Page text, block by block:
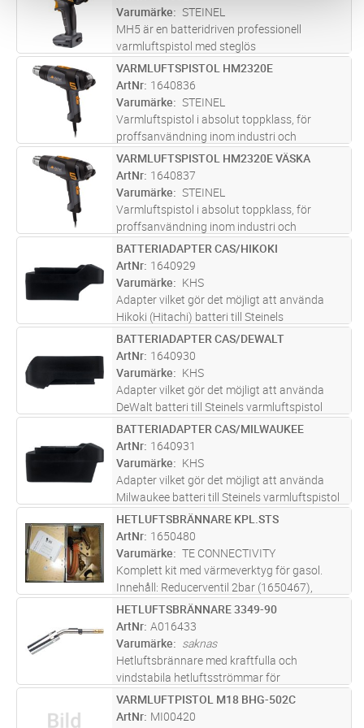
LED lampa belyser arbetsområdet.
Varumärke
STEINEL
MH5 är en batteridriven professionell
varmluftspistol med steglös
temperaturinställning 50-500°C.
Snabbstartande, når 300°C under 4 sek. 6
olika lägen, luftmängd max 300 l/min. 4 olika
program kan la...läs mer
ST Lägg i kundvagn
VARMLUFTSPISTOL HM2320E
ArtNr 1640836
Varumärke
STEINEL
Varmluftspistol i absolut toppklass, för
proffsanvändning inom industri och
hantverk. Digital visning av temperaturen
(steg om 10°C), med en högsta
arbetstemperatur på 650°C. Tre olika program
kan la...läs mer
ST Lägg i kundvagn
VARMLUFTSPISTOL HM2320E VÄSKA
ArtNr 1640837
Varumärke
STEINEL
Varmluftspistol i absolut toppklass, för
proffsanvändning inom industri och
hantverk. Digital visning av temperaturen
(steg om 10°C), med en högsta
arbetstemperatur på 650°C. Tre olika program
kan la...läs mer
ST Lägg i kundvagn
BATTERIADAPTER CAS/HIKOKI
ArtNr 1640929
Varumärke
KHS
Adapter vilket gör det möjligt att använda
Hikoki (Hitachi) batteri till Steinels
varmluftspistol MH5 (1640084) och limpistol
MG5011 (1640396).
ST Lägg i kundvagn
BATTERIADAPTER CAS/DEWALT
ArtNr 1640930
Varumärke
KHS
Adapter vilket gör det möjligt att använda
DeWalt batteri till Steinels varmluftspistol
MH5 (1640084) och limpistol MG5011
(1640396).
ST Lägg i kundvagn
BATTERIADAPTER CAS/MILWAUKEE
ArtNr 1640931
Varumärke
KHS
Adapter vilket gör det möjligt att använda
Milwaukee batteri till Steinels varmluftspistol
MH5 (1640084) och limpistol MG5011
(1640396).
FP Lägg i kundvagn
HETLUFTSBRÄNNARE KPL.STS
ArtNr 1650480
Varumärke
TE CONNECTIVITY
Komplett kit med värmeverktyg för gasol.
Innehåll: Reducerventil 2bar (1650467),
Trälåda (1650482), Handtag (1650483),
Hetluftbrännare diam 38mm (1650484),
Slang 4m (1650486), Mjuklågebrännare diam
5...läs mer
ST Lägg i kundvagn
HETLUFTSBRÄNNARE 3349-90
ArtNr A016433
Varumärke
saknas
Hetluftsbrännare med kraftfulla och
vindstabila hetluftsströmmar för
värmekrympning. 3349 är speciellt lämpad för
krymparbeten i trånga utrymmen t ex
ST Lägg i kundvagn
VARMLUFTPISTOL M18 BHG-502C
ArtNr MI00420